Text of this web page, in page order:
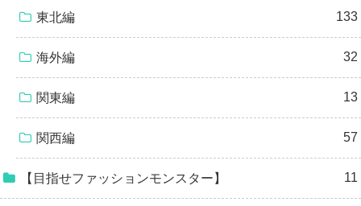
東北編 133
海外編 32
関東編 13
関西編 57
【目指せファッションモンスター】 11